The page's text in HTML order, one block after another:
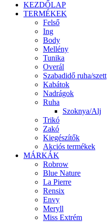
KEZDŐLAP
TERMÉKEK
Felső
Ing
Body
Mellény
Tunika
Overál
Szabadidő ruha/szett
Kabátok
Nadrágok
Ruha
Szoknya/Alj
Trikó
Zakó
Kiegészítők
Akciós termékek
MÁRKÁK
Robrow
Blue Nature
La Pierre
Rensix
Envy
Meryll
Miss Extrém